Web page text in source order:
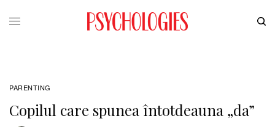
PARENTING
Copilul care spunea întotdeauna „da”